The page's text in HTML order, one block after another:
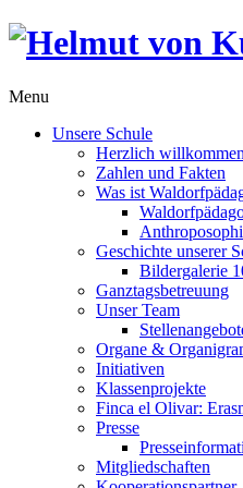
Menu
Unsere Schule
Herzlich willkommen
Zahlen und Fakten
Was ist
Geschichte unserer
Bildergalerie
Ganztagsbetreuung
Unser Team
Organe &
Initiativen
Klassenprojekte
Finca el Olivar:
Presse
Mitgliedschaften